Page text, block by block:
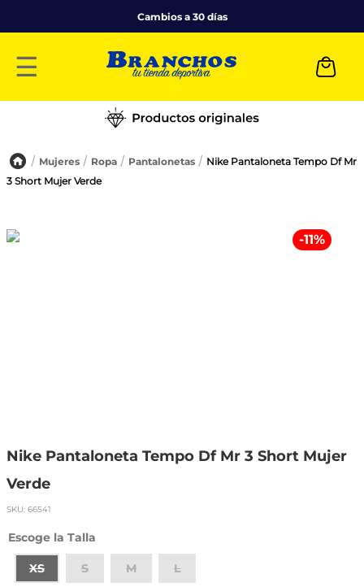
Cambios a 30 días
☰
Mujeres Ropa Pantalonetas
Nike Pantaloneta Tempo Df Mr
3 Short Mujer Verde
-11%
Nike Pantaloneta Tempo Df Mr 3 Short Mujer
Verde
SKU: 66541
Talla
XS S M L